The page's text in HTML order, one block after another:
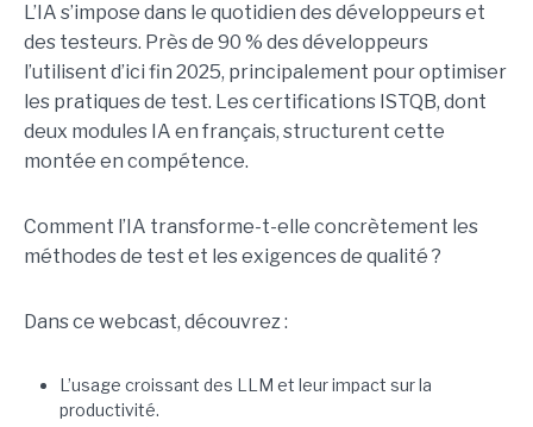
L’IA s’impose dans le quotidien des développeurs et
des testeurs. Près de 90 % des développeurs
l’utilisent d’ici fin 2025, principalement pour optimiser
les pratiques de test. Les certifications ISTQB, dont
deux modules IA en français, structurent cette
montée en compétence.
Comment l’IA transforme-t-elle concrètement les
méthodes de test et les exigences de qualité ?
Dans ce webcast, découvrez :
L’usage croissant des LLM et leur impact sur la
productivité.